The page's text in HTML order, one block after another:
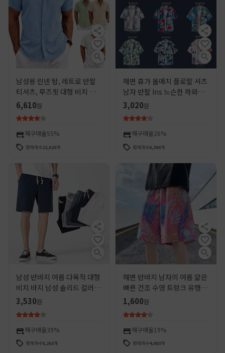
남성용 린넨 탑, 레트로 반팔
티셔츠, 루즈핏 대형 비치 셔
츠
6,610원
재구매율55%
판매개수22,625개
해변 휴가 올매치 플로랄 셔츠
남자 반팔 Ins 느슨한 하와이
레트로 스타일 비치 셔츠 재킷
3,020원
재구매율26%
판매개수6,300개
남성 반바지 여름 다목적 대형
비치 바지 남성 솔리드 컬러 캐
주얼 반바지 남성 코튼 린넨 스
포츠 다섯 번째 바지 남성
3,530원
재구매율39%
판매개수5,203개
해변 반바지 남자의 여름 얇은
빠른 건조 수영 트렁크 유행 인
쇄 큰 바지 느슨한 파자마 바지
캐주얼 5 점 바지
1,600원
재구매율 19%
판매개수4,083개